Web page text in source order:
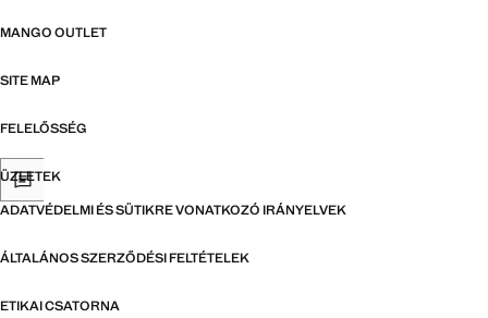
MANGO OUTLET
SITE MAP
FELELŐSSÉG
ÜZLETEK
ADATVÉDELMI ÉS SÜTIKRE VONATKOZÓ IRÁNYELVEK
ÁLTALÁNOS SZERZŐDÉSI FELTÉTELEK
ETIKAI CSATORNA